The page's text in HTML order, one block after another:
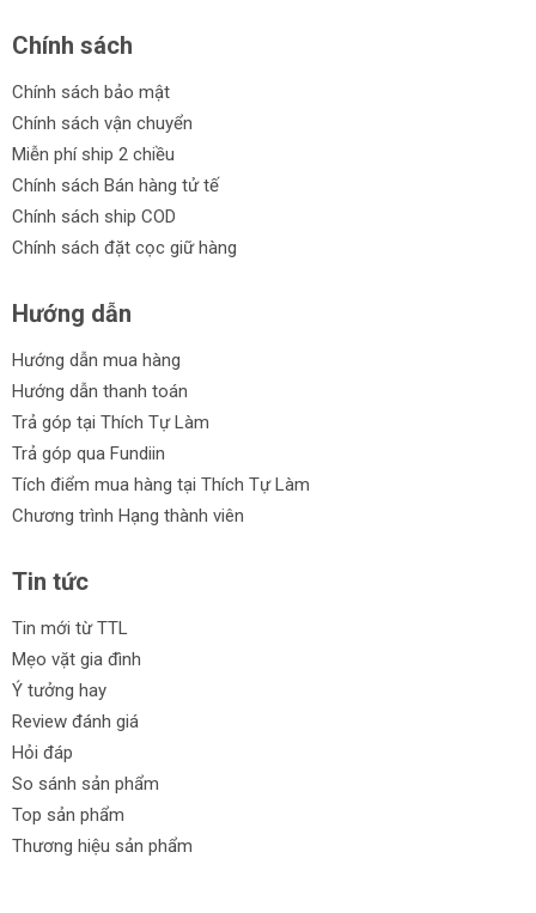
Chính sách
Chính sách bảo mật
Chính sách vận chuyển
Miễn phí ship 2 chiều
Chính sách Bán hàng tử tế
Chính sách ship COD
Chính sách đặt cọc giữ hàng
Hướng dẫn
Hướng dẫn mua hàng
Hướng dẫn thanh toán
Trả góp tại Thích Tự Làm
Trả góp qua Fundiin
Tích điểm mua hàng tại Thích Tự Làm
Chương trình Hạng thành viên
Tin tức
Tin mới từ TTL
Mẹo vặt gia đình
Ý tưởng hay
Review đánh giá
Hỏi đáp
So sánh sản phẩm
Top sản phẩm
Thương hiệu sản phẩm